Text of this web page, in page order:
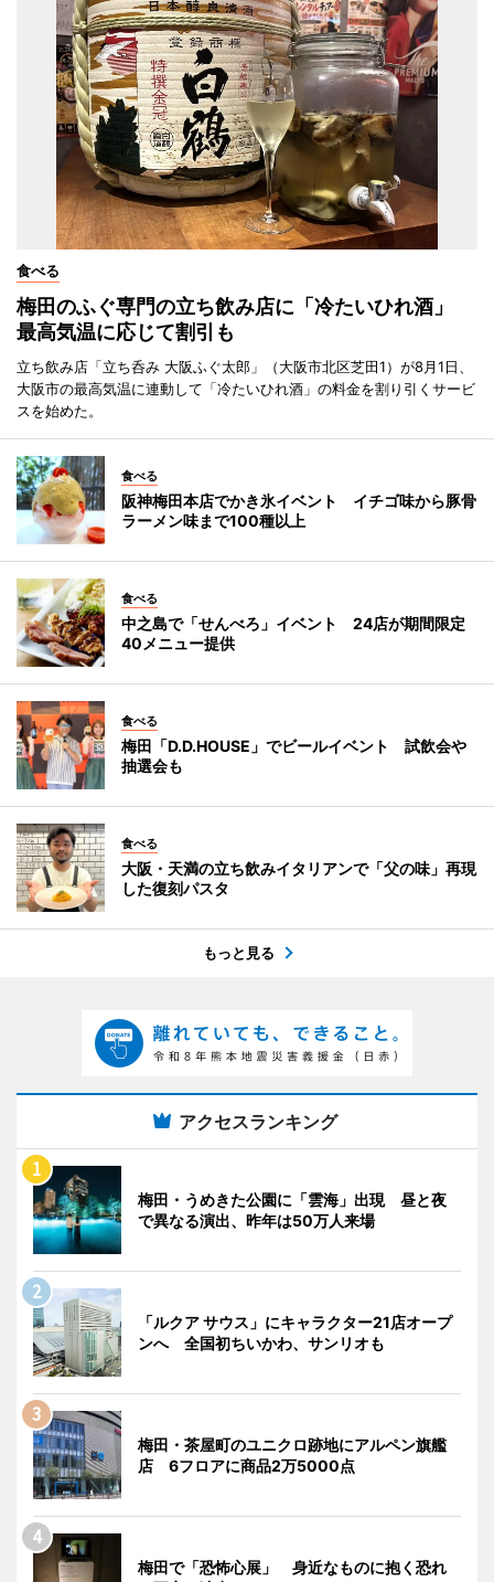
食べる
梅田のふぐ専門の立ち飲み店に「冷たいひれ酒」
最高気温に応じて割引も
立ち飲み店「立ち呑み 大阪ふぐ太郎」（大阪市北区芝田1）が8月1日、
大阪市の最高気温に連動して「冷たいひれ酒」の料金を割り引くサービ
スを始めた。
食べる
阪神梅田本店でかき氷イベント イチゴ味から豚骨
ラーメン味まで100種以上
食べる
中之島で「せんべろ」イベント 24店が期間限定
40メニュー提供
食べる
梅田「D.D.HOUSE」でビールイベント 試飲会や
抽選会も
食べる
大阪・天満の立ち飲みイタリアンで「父の味」再現
した復刻パスタ
もっと見る
アクセスランキング
梅田・うめきた公園に「雲海」出現 昼と夜
で異なる演出、昨年は50万人来場
「ルクア サウス」にキャラクター21店オープ
ンへ 全国初ちいかわ、サンリオも
梅田・茶屋町のユニクロ跡地にアルペン旗艦
店 6フロアに商品2万5000点
梅田で「恐怖心展」 身近なものに抱く恐れ